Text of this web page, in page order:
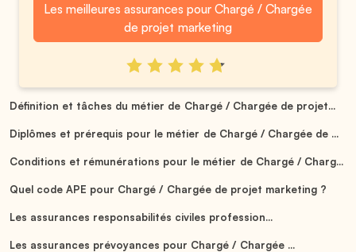
Les meilleures assurances pour Chargé / Chargée
de projet marketing
Définition et tâches du métier de Chargé / Chargée de projet...
Diplômes et prérequis pour le métier de Chargé / Chargée de ...
Conditions et rémunérations pour le métier de Chargé / Charg...
Quel code APE pour Chargé / Chargée de projet marketing ?
Les assurances responsabilités civiles profession...
Les assurances prévoyances pour Chargé / Chargée ...